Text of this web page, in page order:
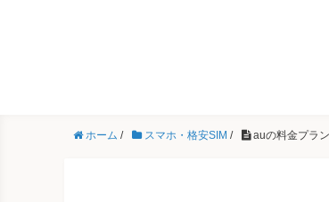
ホーム / スマホ・格安SIM / auの料金プラ